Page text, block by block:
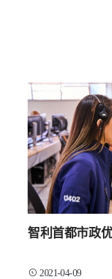
智利首都市政
2021-04-09